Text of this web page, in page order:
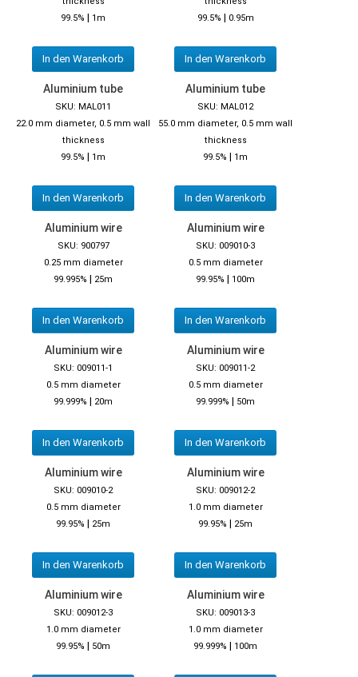
99.5% | 1m
In den Warenkorb
99.5% | 0.95m
In den Warenkorb
Aluminium tube
SKU: MAL011
22.0 mm diameter, 0.5 mm wall
thickness
99.5% | 1m
In den Warenkorb
Aluminium tube
SKU: MAL012
55.0 mm diameter, 0.5 mm wall
thickness
99.5% | 1m
In den Warenkorb
Aluminium wire
SKU: 900797
0.25 mm diameter
99.995% | 25m
In den Warenkorb
Aluminium wire
SKU: 009010-3
0.5 mm diameter
99.95% | 100m
In den Warenkorb
Aluminium wire
SKU: 009011-1
0.5 mm diameter
99.999% | 20m
In den Warenkorb
Aluminium wire
SKU: 009011-2
0.5 mm diameter
99.999% | 50m
In den Warenkorb
Aluminium wire
SKU: 009010-2
0.5 mm diameter
99.95% | 25m
In den Warenkorb
Aluminium wire
SKU: 009012-2
1.0 mm diameter
99.95% | 25m
In den Warenkorb
Aluminium wire
SKU: 009012-3
1.0 mm diameter
99.95% | 50m
Aluminium wire
SKU: 009013-3
1.0 mm diameter
99.999% | 100m